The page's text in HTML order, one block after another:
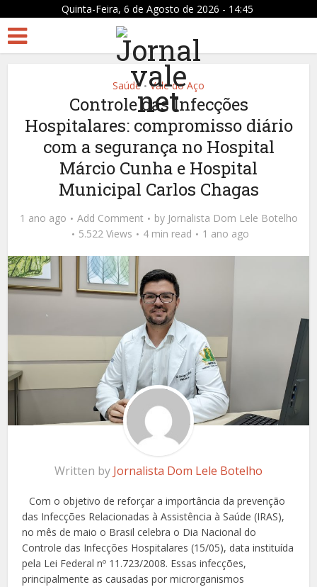
Quinta-Feira, 6 de Agosto de 2026 - 14:45
Saúde • Vale do Aço
Controle das Infecções
Hospitalares: compromisso diário
com a segurança no Hospital
Márcio Cunha e Hospital
Municipal Carlos Chagas
1 ano ago Add Comment by Jornalista Dom Lele Botelho
5.522 Views
4 min read 1 ano ago
Written by Jornalista Dom Lele Botelho
Com o objetivo de reforçar a importância da prevenção
das Infecções Relacionadas à Assistência à Saúde (IRAS),
no mês de maio o Brasil celebra o Dia Nacional do
Controle das Infecções Hospitalares (15/05), data instituída
pela Lei Federal nº 11.723/2008. Essas infecções,
principalmente as causadas por microrganismos